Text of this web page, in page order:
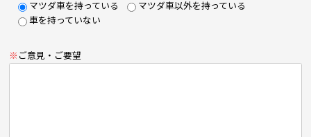
マツダ車を持っている
マツダ車以外を持っている
車を持っていない
※ ご意見・ご要望